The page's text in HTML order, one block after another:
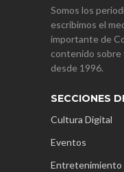
Somos los
escribimos el
importante de
contenido sobre
desde 1996.
SECCIONES
Cultura Digital
Eventos
Entretenimiento